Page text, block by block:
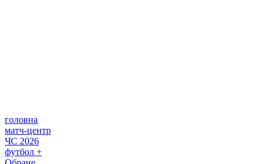
головна
матч-центр
ЧС 2026
футбол +